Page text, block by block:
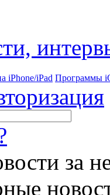
iPhone/iPad Программы
за